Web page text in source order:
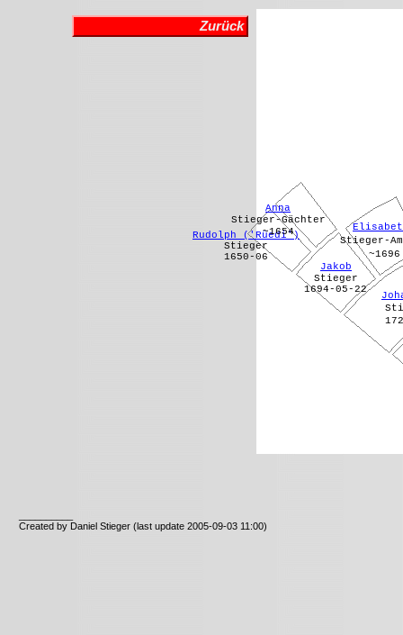
Zurück
Jakob
Stieger
1694-05-22
Rudolph ('Rüedi')
Stieger
1650-06
Anna
Stieger-Gächter
~1654
Stieger-
~1696
Created by Daniel Stieger(last update 2005-09-03 11:00)